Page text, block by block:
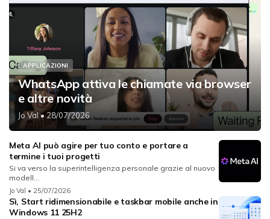
APPLICAZIONI
WhatsApp attiva le chiamate via browser
e altre novità
Jo Val• 28/07/2026
Meta AI può agire per tuo conto e portare a
termine i tuoi progetti
Si va verso la superintelligenza personale grazie al nuovo
modell...
Jo Val • 25/07/2026
Sì, Start ridimensionabile e taskbar mobile anche in
Windows 11 25H2